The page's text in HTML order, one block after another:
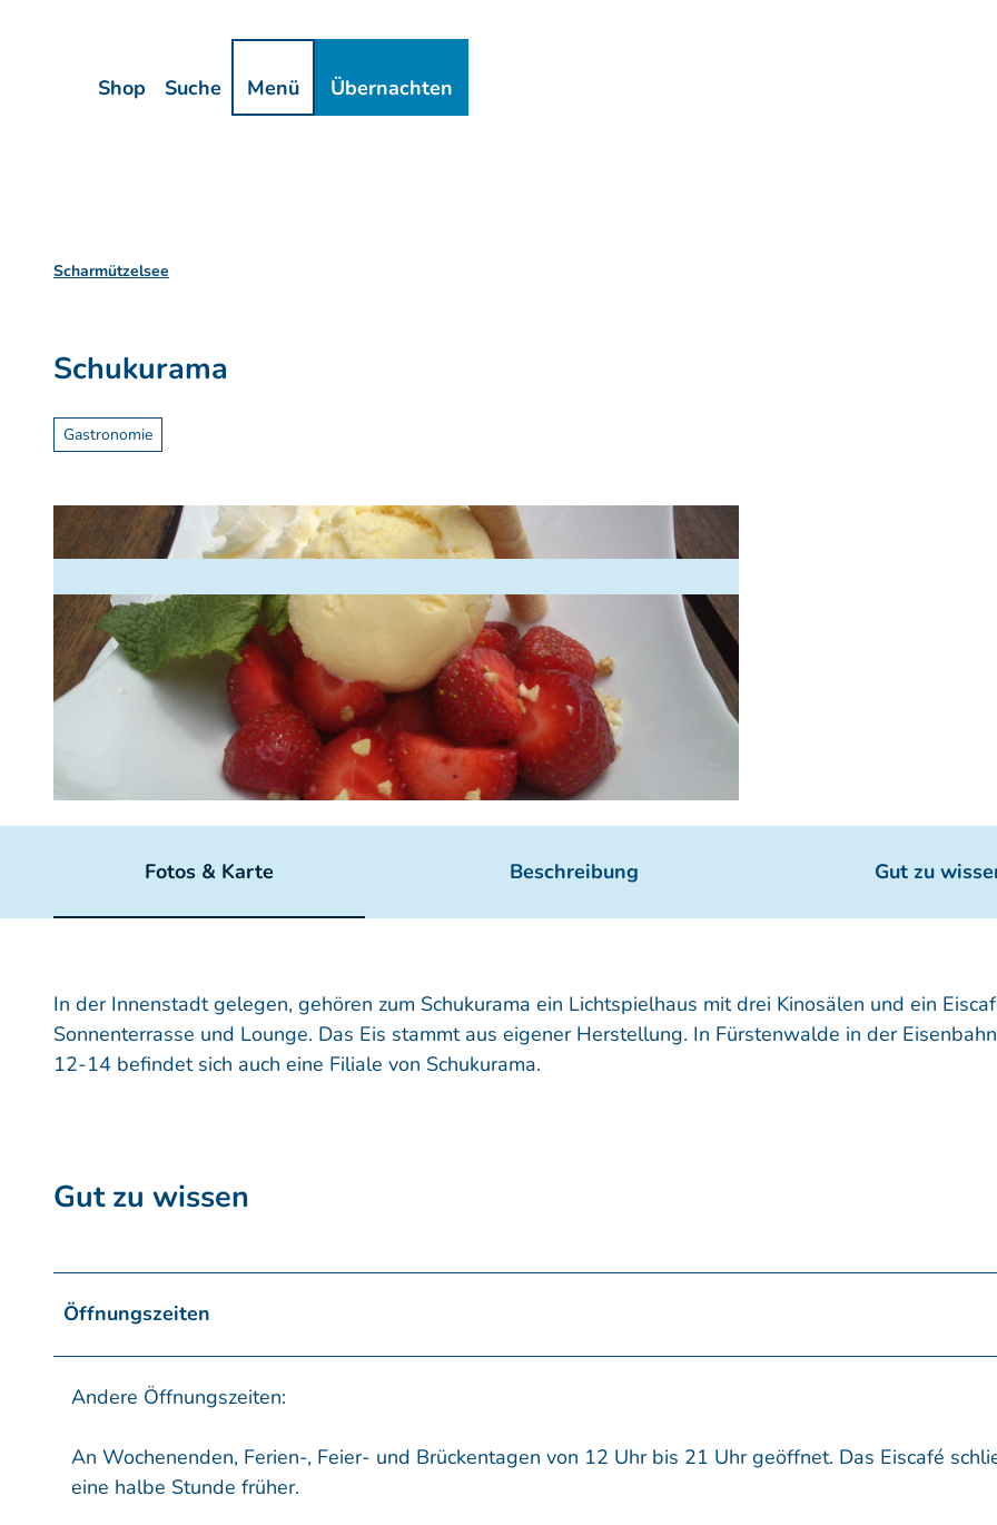
Shop Suche Menü Übernachten
Scharmützelsee
Schukurama
Gastronomie
Fotos & Karte Beschreibung Gut zu
In der Innenstadt gelegen, gehören zum Schukurama ein Lichtspielhaus mit drei Kinosälen und ein
Sonnenterrasse und Lounge. Das Eis stammt aus eigener Herstellung. In Fürstenwalde in der
12-14 befindet sich auch eine Filiale von Schukurama.
Gut zu wissen
Öffnungszeiten
Andere Öffnungszeiten:
An Wochenenden, Ferien-, Feier- und Brückentagen von 12 Uhr bis 21 Uhr geöffnet. Das Eiscafé
eine halbe Stunde früher.